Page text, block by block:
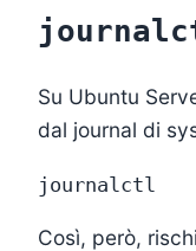
Su Ubuntu
dal journal di
Così, però,